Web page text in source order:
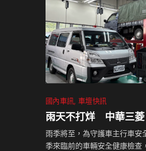
國內車訊 車壇快訊
雨天不打烊 中華三菱
雨季將至，為守護車主行車安
季來臨前的車輛安全健康檢